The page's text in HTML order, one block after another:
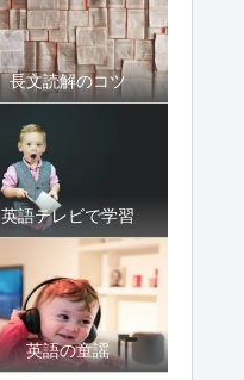
長文読解のコツ
英語テレビで学習
英語の童謡